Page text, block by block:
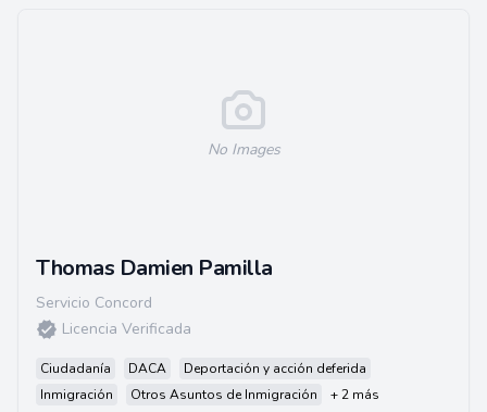
No Images
Thomas Damien Pamilla
Servicio Concord
Licencia Verificada
Ciudadanía DACA
Deportación y acción deferida
Inmigración
Otros Asuntos de Inmigración + 2 más